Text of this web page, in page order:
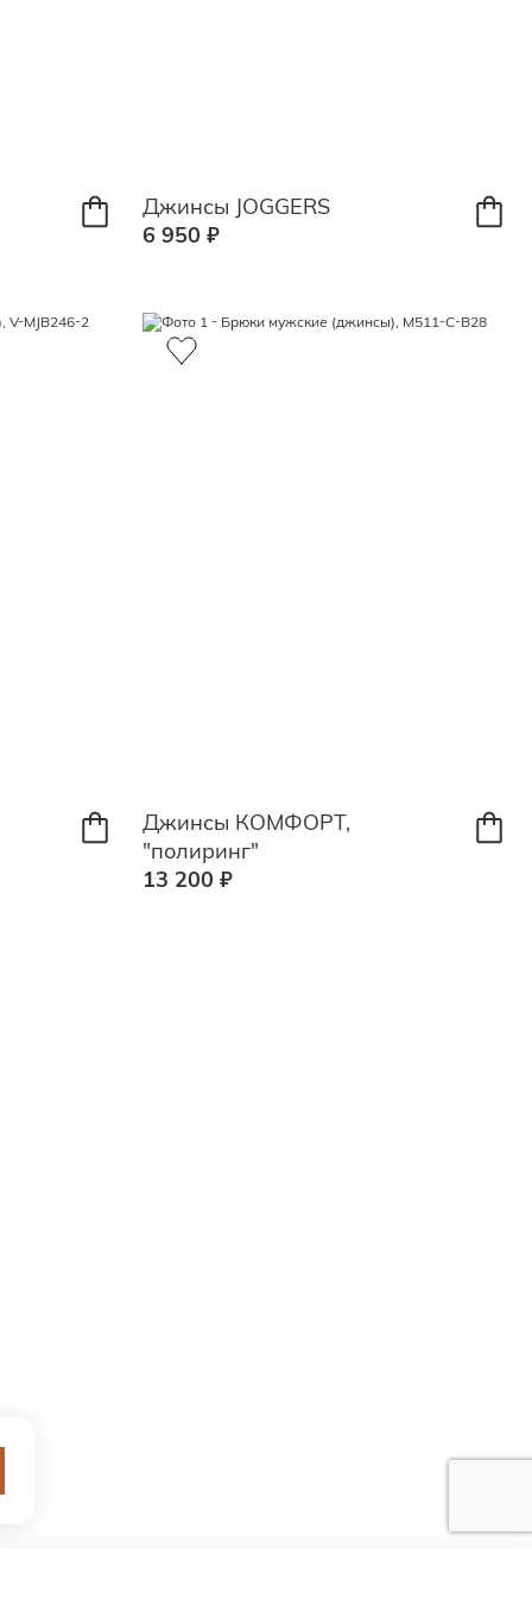
Джинсы JOGGERS
6 950 ₽
Джинсы КОМФОРТ,
"полиринг"
13 200 ₽